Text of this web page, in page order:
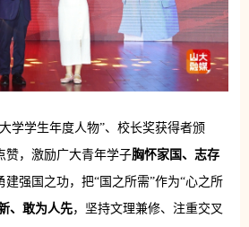
学学生年度人物”、校长奖获得者颁
赞，激励广大青年学子胸怀家国、志存
强国之功，把“国之所需”作为“心之所
、敢为人先，坚持文理兼修、注重交叉